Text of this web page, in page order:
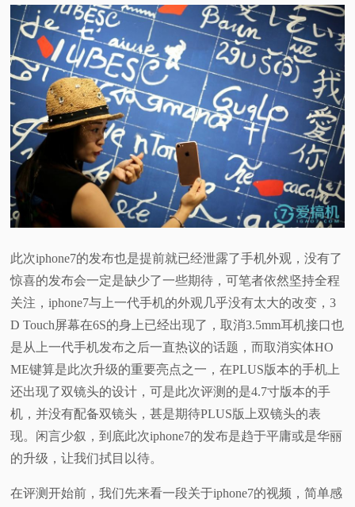
此次iphone7的发布也是提前就已经泄露了手机外观，没有了
惊喜的发布会一定是缺少了一些期待，可笔者依然坚持全程
关注，iphone7与上一代手机的外观几乎没有太大的改变，3
D Touch屏幕在6S的身上已经出现了，取消3.5mm耳机接口也
是从上一代手机发布之后一直热议的话题，而取消实体HO
ME键算是此次升级的重要亮点之一，在PLUS版本的手机上
还出现了双镜头的设计，可是此次评测的是4.7寸版本的手
机，并没有配备双镜头，甚是期待PLUS版上双镜头的表
现。闲言少叙，到底此次iphone7的发布是趋于平庸或是华丽
的升级，让我们拭目以待。
在评测开始前，我们先来看一段关于iphone7的视频，简单感